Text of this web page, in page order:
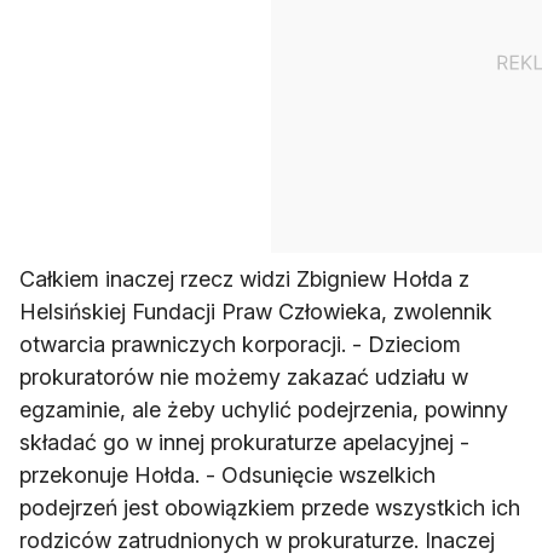
Całkiem inaczej rzecz widzi Zbigniew Hołda z
Helsińskiej Fundacji Praw Człowieka, zwolennik
otwarcia prawniczych korporacji. - Dzieciom
prokuratorów nie możemy zakazać udziału w
egzaminie, ale żeby uchylić podejrzenia, powinny
składać go w innej prokuraturze apelacyjnej -
przekonuje Hołda. - Odsunięcie wszelkich
podejrzeń jest obowiązkiem przede wszystkich ich
rodziców zatrudnionych w prokuraturze. Inaczej